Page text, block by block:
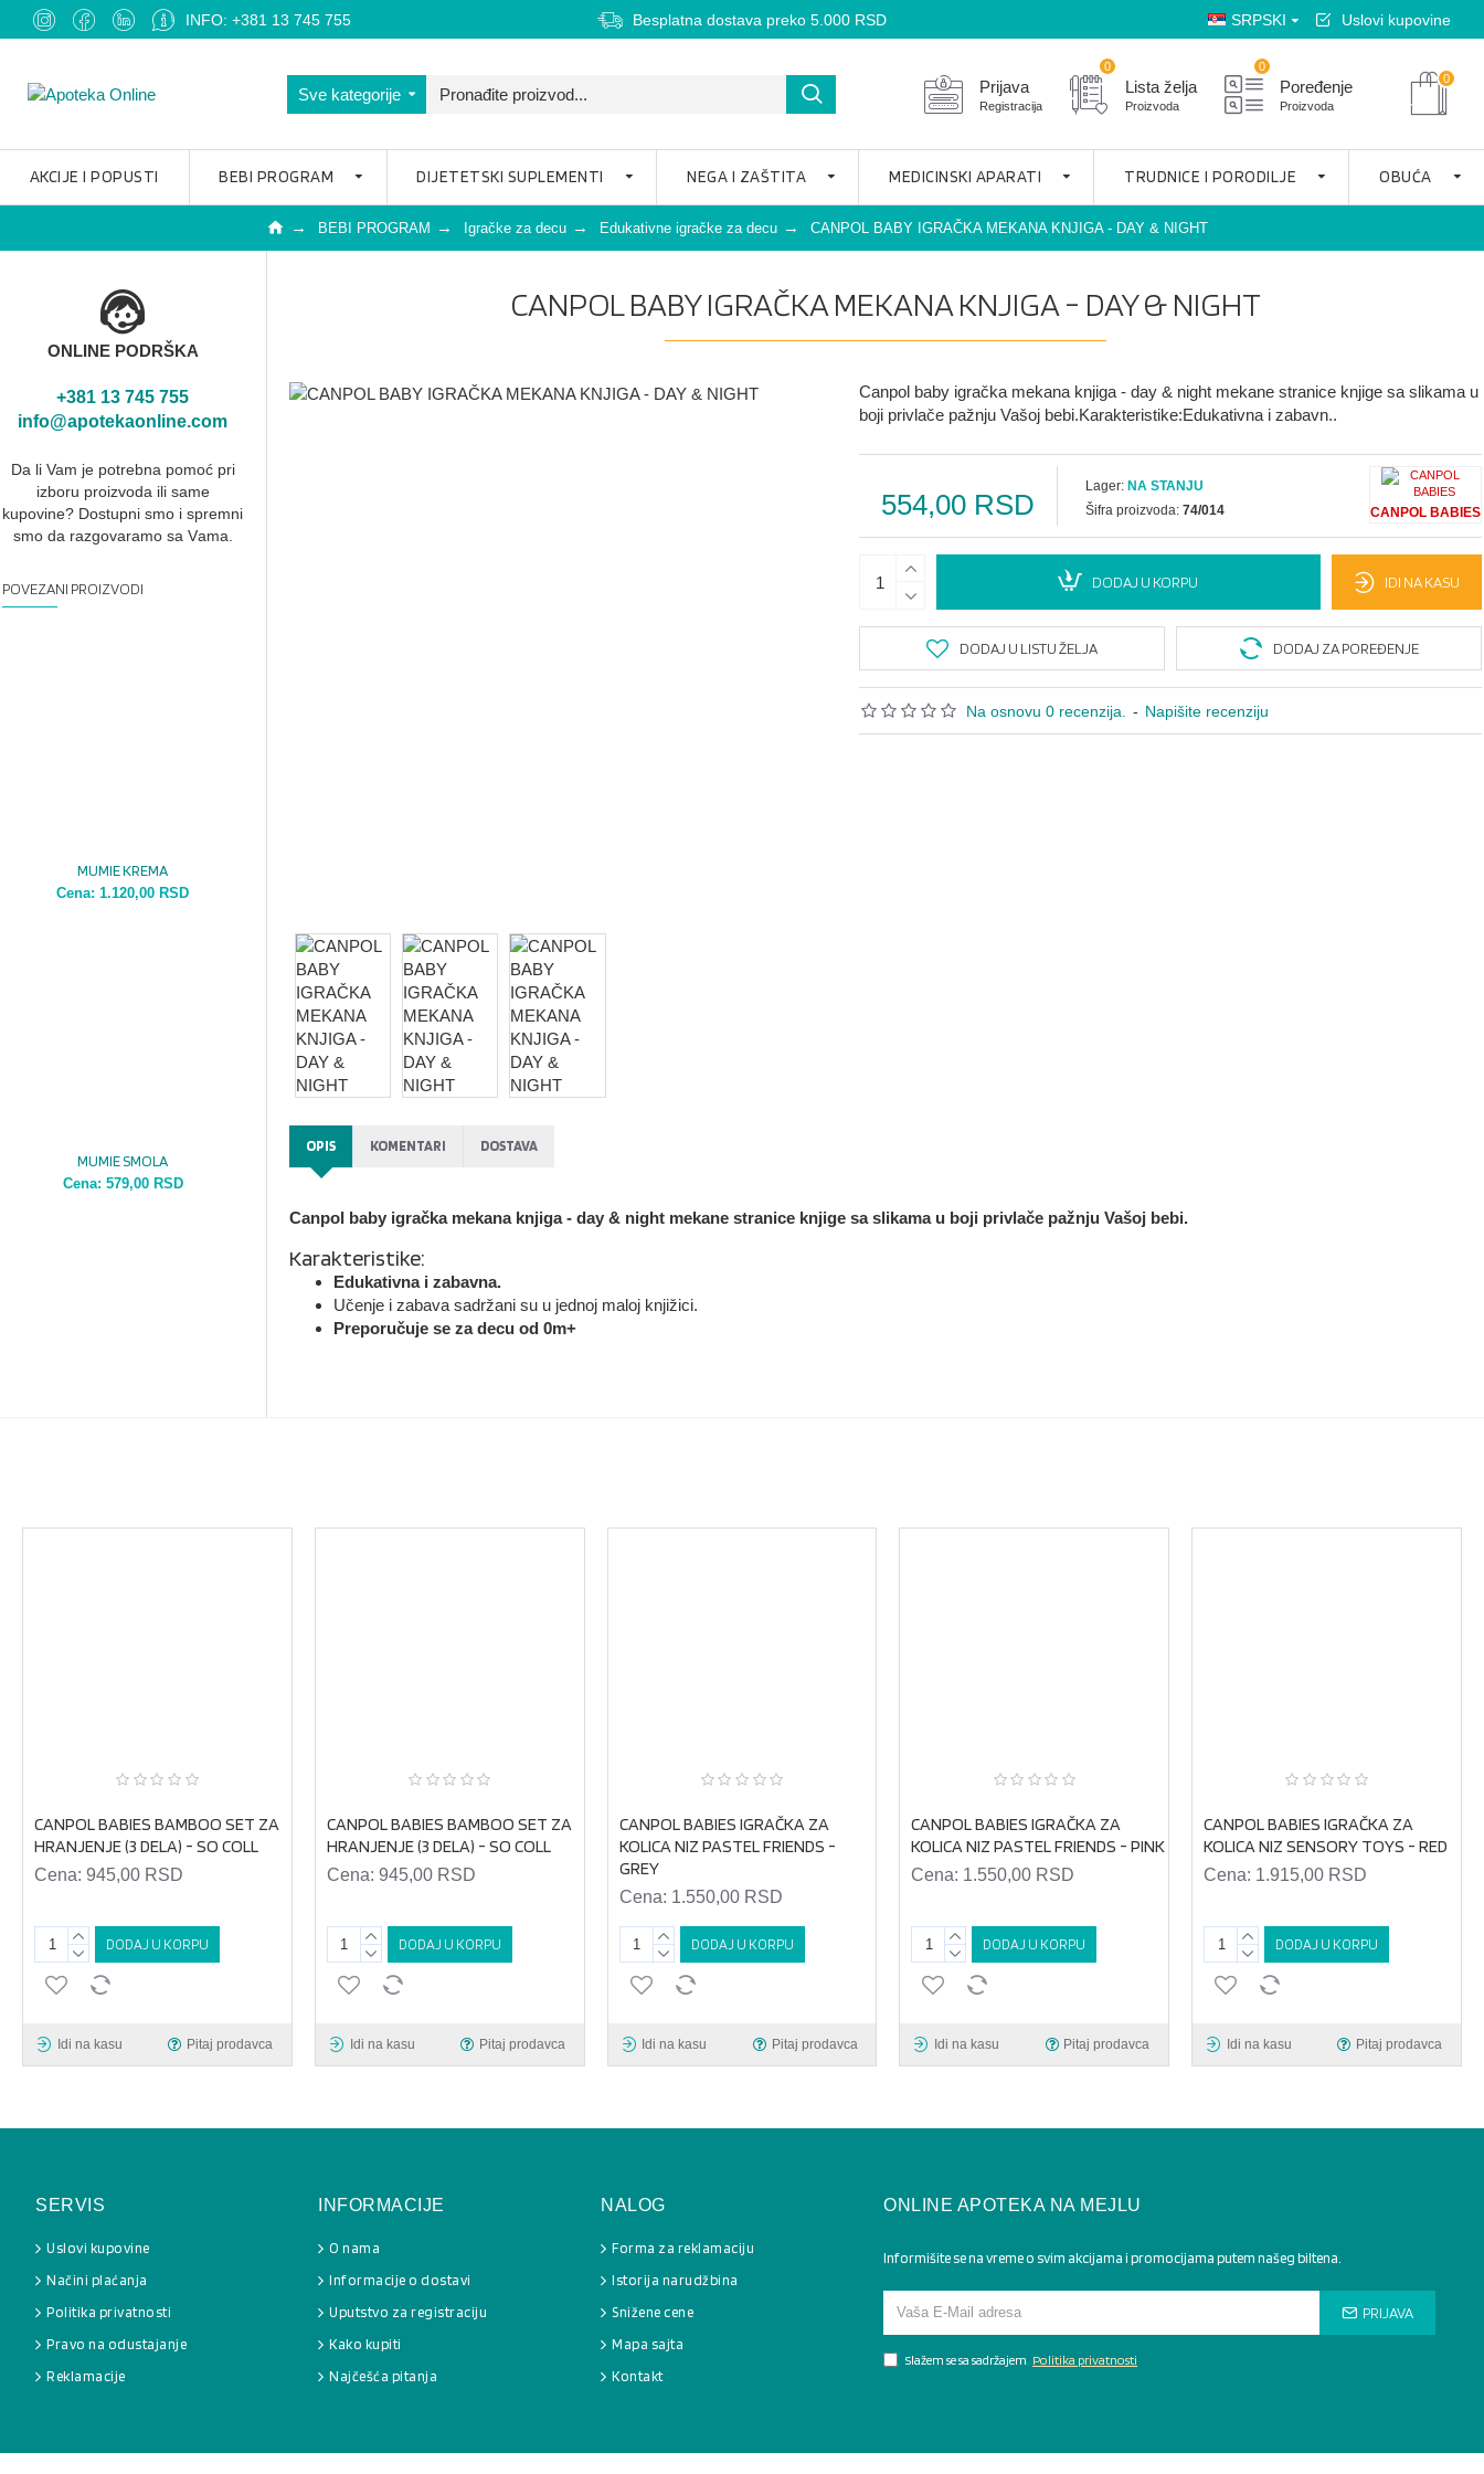
INFO: +381 13 745 755 Besplatna dostava preko 5.000 RSD SRPSKI Uslovi kupovine
Sve kategorije Prijava
Registracija
Lista želja
Proizvoda
0
Poređenje
Proizvoda
0
0
AKCIJE I POPUSTI BEBI PROGRAM DIJETETSKI SUPLEMENTI NEGA I ZAŠTITA MEDICINSKI APARATI TRUDNICE I PORODILJE OBUĆA
BEBI PROGRAM Igračke za decu Edukativne igračke za decu CANPOL BABY IGRAČKA MEKANA KNJIGA - DAY & NIGHT
ONLINE PODRŠKA
+381 13 745 755
info@apotekaonline.com
Da li Vam je potrebna pomoć pri
izboru proizvoda ili same
kupovine? Dostupni smo i spremni
smo dа rаzgovаrаmo sа Vаmа.
POVEZANI PROIZVODI
MUMIE KREMA
Cena:1.120,00 RSD
MUMIE SMOLA
Cena: 579,00 RSD
CANPOL BABY IGRAČKA MEKANA KNJIGA - DAY & NIGHT
Canpol baby igračka mekana knjiga - day & night mekane stranice knjige sa slikama u
boji privlače pažnju Vašoj bebi.Karakteristike:Edukativna i zabavn..
Na osnovu 0 recenzija. - Napišite recenziju
554,00 RSD
Lager: NA STANJU
Šifra proizvoda: 74/014 CANPOL BABIES
DODAJ U KORPU IDI NA KASU
DODAJ U LISTU ŽELJA DODAJ ZA POREĐENJE
OPIS KOMENTARI DOSTAVA
Canpol baby igračka mekana knjiga - day & night mekane stranice knjige sa slikama u boji privlače pažnju Vašoj bebi.
Karakteristike:
Edukativna i zabavna.
Učenje i zabava sadržani su u jednoj maloj knjižici.
Preporučuje se za decu od 0m+
CANPOL BABIES BAMBOO SET ZA
HRANJENJE (3 DELA) - SO COLL
Cena: 945,00 RSD
DODAJ U KORPU
Idi na kasu Pitaj prodavca
CANPOL BABIES BAMBOO SET ZA
HRANJENJE (3 DELA) - SO COLL
Cena: 945,00 RSD
DODAJ U KORPU
Idi na kasu Pitaj prodavca
CANPOL BABIES IGRAČKA ZA
KOLICA NIZ PASTEL FRIENDS -
GREY
Cena: 1.550,00 RSD
DODAJ U KORPU
Idi na kasu Pitaj prodavca
CANPOL BABIES IGRAČKA ZA
KOLICA NIZ PASTEL FRIENDS - PINK
Cena: 1.550,00 RSD
DODAJ U KORPU
Idi na kasu Pitaj prodavca
CANPOL BABIES IGRAČKA ZA
KOLICA NIZ SENSORY TOYS - RED
Cena: 1.915,00 RSD
DODAJ U KORPU
Idi na kasu Pitaj prodavca
SERVIS
Uslovi kupovine
Načini plaćanja
Politika privatnosti
Pravo na odustajanje
Reklamacije
INFORMACIJE
O nama
Informacije o dostavi
Uputstvo za registraciju
Kako kupiti
Najčešća pitanja
NALOG
Forma za reklamaciju
Istorija narudžbina
Snižene cene
Mapa sajta
Kontakt
ONLINE APOTEKA NA MEJLU
Informišite se na vreme o svim akcijama i promocijama putem našeg biltena.
PRIJAVA
Slažem se sa sadržajem Politika privatnosti